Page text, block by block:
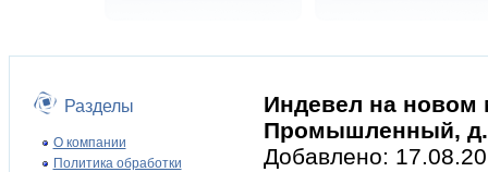
Разделы
О компании
Политика обработки
Индевел на новом
Промышленный,
Добавлено: